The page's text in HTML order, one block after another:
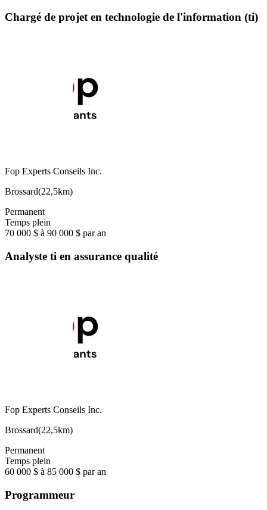
Chargé de projet en technologie de l'information (ti)
Fop Experts Conseils Inc.
Brossard(22,5km)
Permanent
Temps plein
70 000 $ à 90 000 $ par an
Analyste ti en assurance qualité
Fop Experts Conseils Inc.
Brossard(22,5km)
Permanent
Temps plein
60 000 $ à 85 000 $ par an
Programmeur